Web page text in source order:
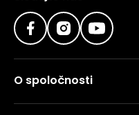
O spoločnosti